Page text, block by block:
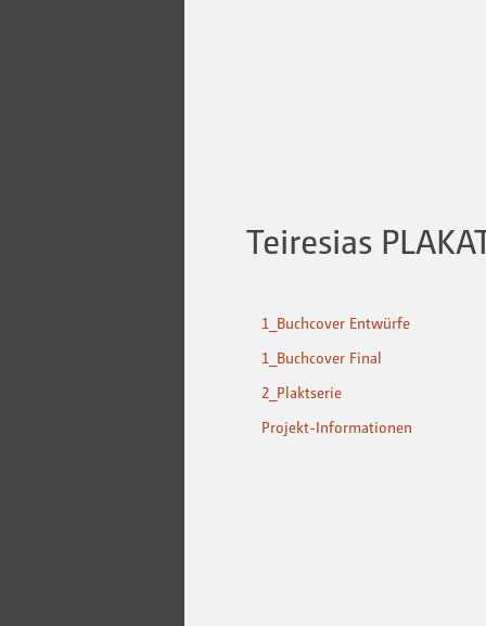
Teiresias
1_Buchcover Entwürfe
1_Buchcover Final
2_Plaktserie
Projekt-Informationen